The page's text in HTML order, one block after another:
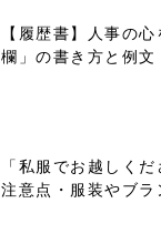
【履歴書】人事の
欄」の書き方と例文
「私服でお越しく
注意点・服装やブラ